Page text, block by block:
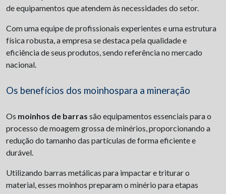
de equipamentos que atendem às necessidades do setor.
Com uma equipe de profissionais experientes e uma estrutura
física robusta, a empresa se destaca pela qualidade e
eficiência de seus produtos, sendo referência no mercado
nacional.
Os benefícios dos moinhospara a mineração
Os moinhos de barras são equipamentos essenciais para o
processo de moagem grossa de minérios, proporcionando a
redução do tamanho das partículas de forma eficiente e
durável.
Utilizando barras metálicas para impactar e triturar o
material, esses moinhos preparam o minério para etapas